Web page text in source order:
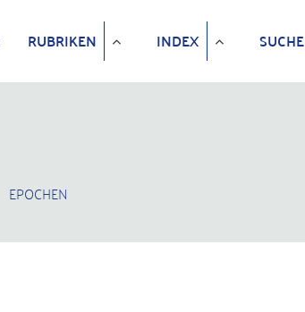
RUBRIKEN INDEX SUCHE
EPOCHEN